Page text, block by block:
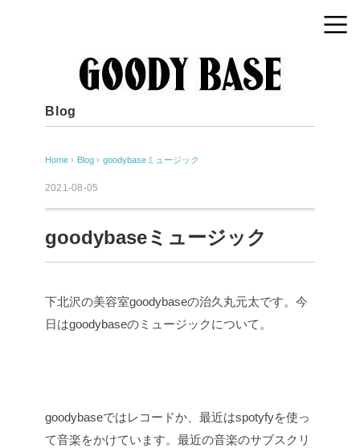
Blog
Home › Blog › goodybaseミュージック
2021-08-05
goodybaseミュージック
下北沢の美容室goodybaseの治久丸元太です。今
日はgoodybaseのミュージックについて。
goodybaseではレコードか、最近はspotyfyを使っ
て音楽をかけています。最近の音楽のサブスクリ